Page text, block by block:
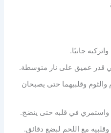
جانبًا.
قدر عميق على نار متوسطة.
وقلبيهما حتى يصبحان
واستمري في قلبه حتى ينضج.
مع اللحم لبضع دقائق.